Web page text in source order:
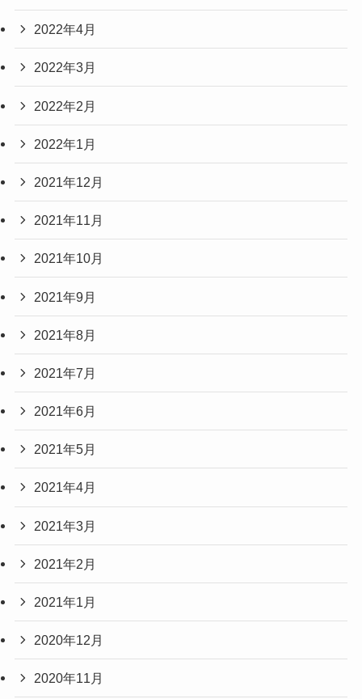
2022年4月
2022年3月
2022年2月
2022年1月
2021年12月
2021年11月
2021年10月
2021年9月
2021年8月
2021年7月
2021年6月
2021年5月
2021年4月
2021年3月
2021年2月
2021年1月
2020年12月
2020年11月